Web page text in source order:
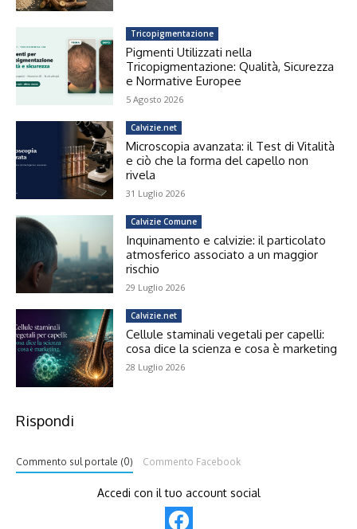
Tricopigmentazione
Pigmenti Utilizzati nella
Tricopigmentazione: Qualità, Sicurezza
e Normative Europee
5 Agosto 2026
Calvizie.net
Microscopia avanzata: il Test di Vitalità
e ciò che la forma del capello non
rivela
31 Luglio 2026
Calvizie Comune
Inquinamento e calvizie: il particolato
atmosferico associato a un maggior
rischio
29 Luglio 2026
Calvizie.net
Cellule staminali vegetali per capelli:
cosa dice la scienza e cosa è marketing
28 Luglio 2026
Rispondi
Commento sul portale (0) Commento Facebook
Accedi con il tuo account social